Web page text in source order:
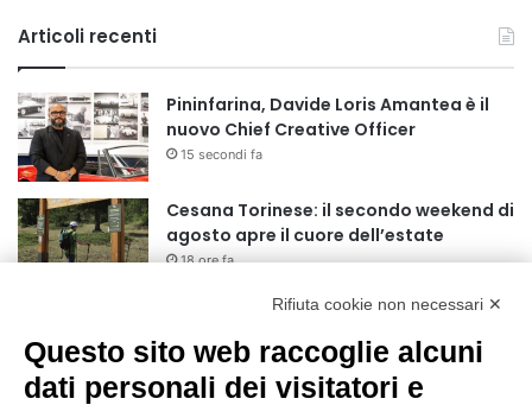
c
p
e
Articoli recenti
Pininfarina, Davide Loris Amantea è il
nuovo Chief Creative Officer
15 secondi fa
Cesana Torinese: il secondo weekend di
agosto apre il cuore dell’estate
18 ore fa
Siccità: Il Piemonte avvia le procedure
per la richiesta dello stato di calamità
naturale
19 ore fa
Rifiuta cookie non necessari ✕
Questo sito web raccoglie alcuni
dati personali dei visitatori e